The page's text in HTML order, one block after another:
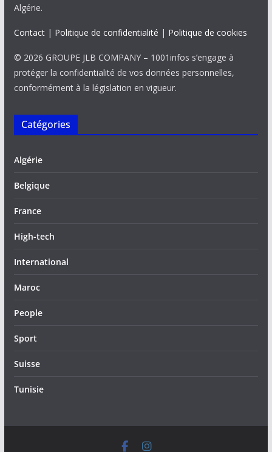
Algérie.
Contact| Politique de confidentialité | Politique de cookies
© 2026 GROUPE JLB COMPANY – 1001infos s’engage à
protéger la confidentialité de vos données personnelles,
conformément à la législation en vigueur.
Catégories
Algérie
Belgique
France
High-tech
International
Maroc
People
Sport
Suisse
Tunisie